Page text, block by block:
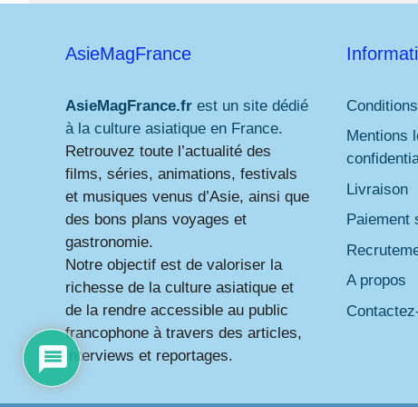
AsieMagFrance
AsieMagFrance.fr est un site dédié
à la culture asiatique en France.
Retrouvez toute l’actualité des
films, séries, animations, festivals
et musiques venus d’Asie, ainsi que
des bons plans voyages et
gastronomie.
Notre objectif est de valoriser la
richesse de la culture asiatique et
de la rendre accessible au public
francophone à travers des articles,
interviews et reportages.
Mentions
Livraison
Paiement
A propos